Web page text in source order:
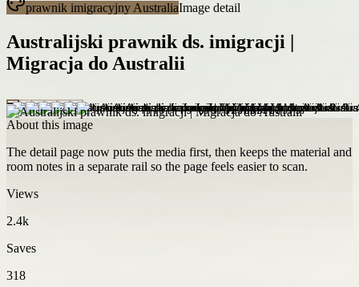
prawnik imigracyjny AustraliaImage detail
Australijski prawnik ds. imigracji |
Migracja do Australii
About this image
The detail page now puts the media first, then keeps the material and
room notes in a separate rail so the page feels easier to scan.
Views
2.4k
Saves
318